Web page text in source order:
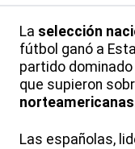
La selección
fútbol ganó a
partido
que supieron
norteamericanas
Las españolas,